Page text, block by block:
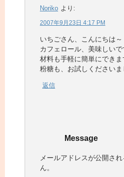
Noriko より:
2007年9月23日 4:17 PM
いちごさん、こんにちは～
カフェロール、美味しいで
材料も手軽に簡単にでき
粉糖も、お試しくださいま
返信
Message
メールアドレスが公開さ
ん。